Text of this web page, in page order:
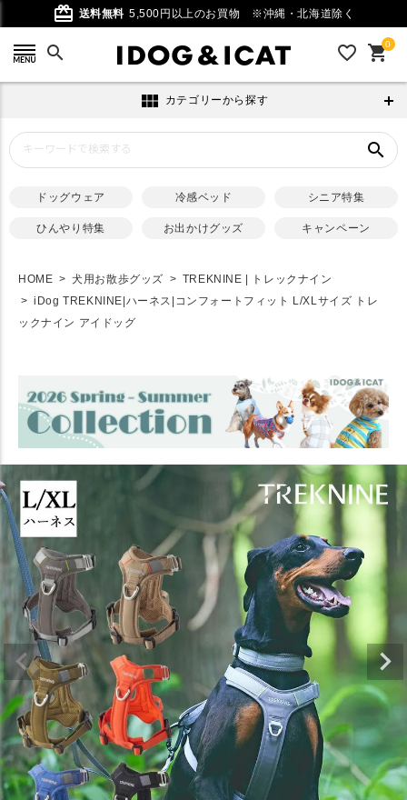
card_giftcard 送料無料 5,500円以上のお買物 ※沖縄・北海道除く
search favorite_outline 0
shopping_cart
view_module カテゴリーから探す
search
ドッグウェア 冷感ベッド シニア特集
ひんやり特集 お出かけグッズ キャンペーン
HOME 犬用お散歩グッズ
TREKNINE | トレックナイン
iDog TREKNINE|ハーネス|コンフォートフィット L/XLサイズ トレ
ックナイン アイドッグ